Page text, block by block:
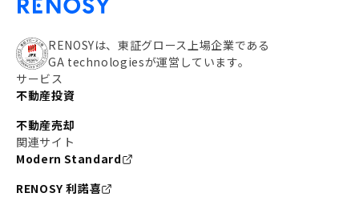
RENOSYは、東証グロース上場企業である
GA technologiesが運営しています。
サービス
不動産投資
不動産売却
関連サイト
Modern Standard
RENOSY 利諾喜